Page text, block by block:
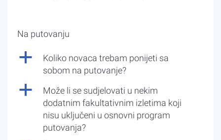
Na putovanju
a
Koliko novaca trebam ponijeti sa
sobom na putovanje?
a
Može li se sudjelovati u nekim
dodatnim fakultativnim izletima koji
nisu uključeni u osnovni program
putovanja?